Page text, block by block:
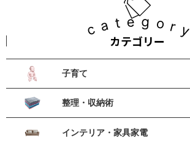
category
カテゴリー
子育て
整理・収納術
インテリア・家具家電